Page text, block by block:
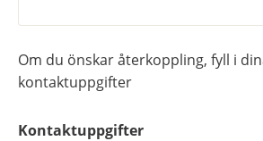
Om du önskar återkoppling, fyll i
kontaktuppgifter
Kontaktuppgifter